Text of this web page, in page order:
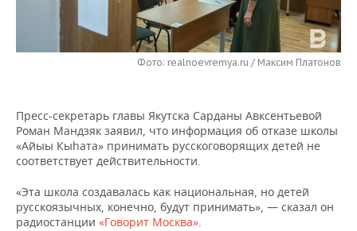
НЕФТЕХИМИЯ
НЕФТЬ
ЭНЕРГЕТИКА
РОЗНИЧНАЯ ТОРГОВЛЯ
НОВОСТИ ТЕХНОЛОГИЙ
ТЕЛЕКОММУНИКАЦИИ
МЕРОПРИЯТИЯ
НОВОСТИ МЕРОПРИЯТИЙ
БИЗНЕС-БРАНЧИ
ОТКРЫТАЯ ЛЕКЦИЯ
ФУТБОЛ
БАСКЕТБОЛ
НОВОСТИ ОБЩЕСТВА
ИНФРАСТРУКТУРА
ФОТОГАЛЕРЕЯ
СПРАВОЧНИК
Фото: realnoevremya.ru / Максим Платонов
Пресс-секретарь главы Якутска Сарданы Авксентьевой
Роман Мандзяк заявил, что информация об отказе школы
«Айыы Кыhата» принимать русскоговорящих детей не
соответствует действительности.
«Эта школа создавалась как национальная, но детей
русскоязычных, конечно, будут принимать», — сказал он
радиостанции «Говорит Москва».